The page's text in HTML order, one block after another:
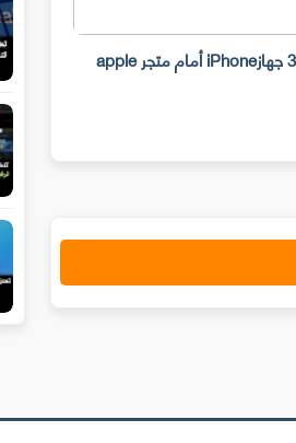
سرقة 300 جهازiPhone أمام متجر apple